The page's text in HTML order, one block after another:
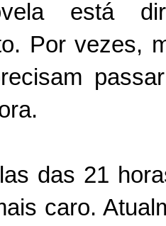
está
Por vezes,
das 21
caro.